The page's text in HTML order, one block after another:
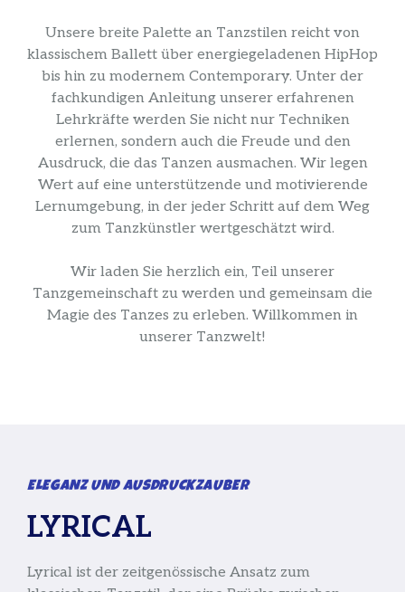
Unsere breite Palette an Tanzstilen reicht von
klassischem Ballett über energiegeladenen HipHop
bis hin zu modernem Contemporary. Unter der
fachkundigen Anleitung unserer erfahrenen
Lehrkräfte werden Sie nicht nur Techniken
erlernen, sondern auch die Freude und den
Ausdruck, die das Tanzen ausmachen. Wir legen
Wert auf eine unterstützende und motivierende
Lernumgebung, in der jeder Schritt auf dem Weg
zum Tanzkünstler wertgeschätzt wird.
Wir laden Sie herzlich ein, Teil unserer
Tanzgemeinschaft zu werden und gemeinsam die
Magie des Tanzes zu erleben. Willkommen in
unserer Tanzwelt!
ELEGANZ UND AUSDRUCKZAUBER
LYRICAL
Lyrical ist der zeitgenössische Ansatz zum